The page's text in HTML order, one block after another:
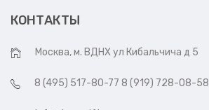
КОНТАКТЫ
Москва, м. ВДНХ ул Кибальчича д 5
8 (495) 517-80-77 8 (919) 728-08-58